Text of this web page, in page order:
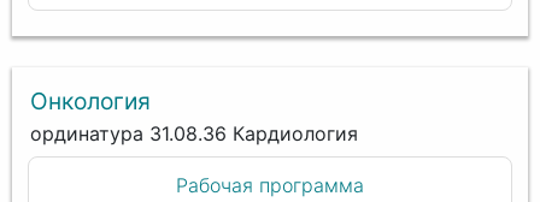
Онкология
ординатура 31.08.36 Кардиология
Рабочая программа